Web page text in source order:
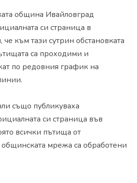
община Ивайловград
си страница в
към тази сутрин обстановката
са проходими и
по редовния график на
също публикуваха
си страница във
всички пътища от
общинската мрежа са обработени